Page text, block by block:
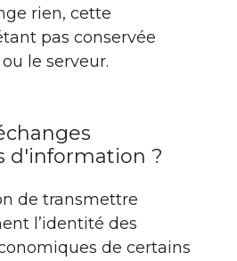
rien, cette
pas conservée
le serveur.
d'information ?
de transmettre
l’identité des
de certains